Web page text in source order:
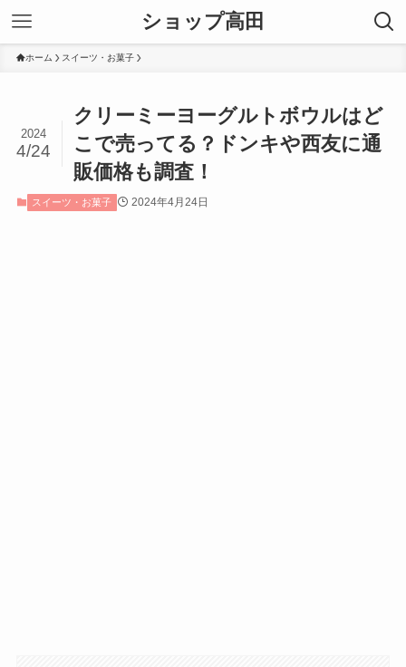
ショップ高田
ホーム スイーツ・お菓子
クリーミーヨーグルトボウルはど
こで売ってる？ドンキや西友に通
販価格も調査！
2024
4/24
スイーツ・お菓子 2024年4月24日